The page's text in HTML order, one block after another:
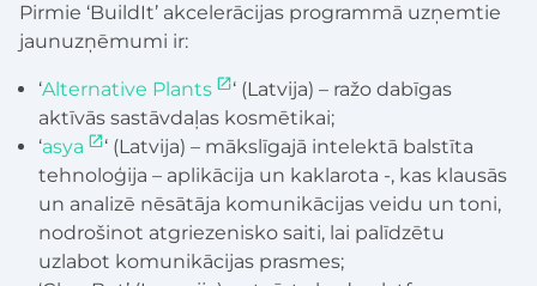
Pirmie ‘BuildIt’ akcelerācijas programmā uzņemtie
jaunuzņēmumi ir:
‘Alternative Plants
‘ (Latvija) – ražo dabīgas
aktīvās sastāvdaļas kosmētikai;
‘asya
‘ (Latvija) – mākslīgajā intelektā balstīta
tehnoloģija – aplikācija un kaklarota -, kas klausās
un analizē nēsātāja komunikācijas veidu un toni,
nodrošinot atgriezenisko saiti, lai palīdzētu
uzlabot komunikācijas prasmes;